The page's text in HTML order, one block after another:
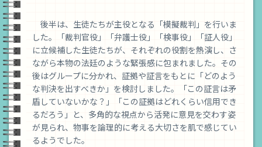
後半は、生徒たちが主役となる「模擬裁判」を行いま
した。「裁判官役」「弁護士役」「検事役」「証人役」
に立候補した生徒たちが、それぞれの役割を熱演し、さ
ながら本物の法廷のような緊張感に包まれました。その
後はグループに分かれ、証拠や証言をもとに「どのよう
な判決を出すべきか」を検討しました。「この証言は矛
盾していないかな？」「この証拠はどれくらい信用でき
るだろう」と、多角的な視点から活発に意見を交わす姿
が見られ、物事を論理的に考える大切さを肌で感じてい
るようでした。